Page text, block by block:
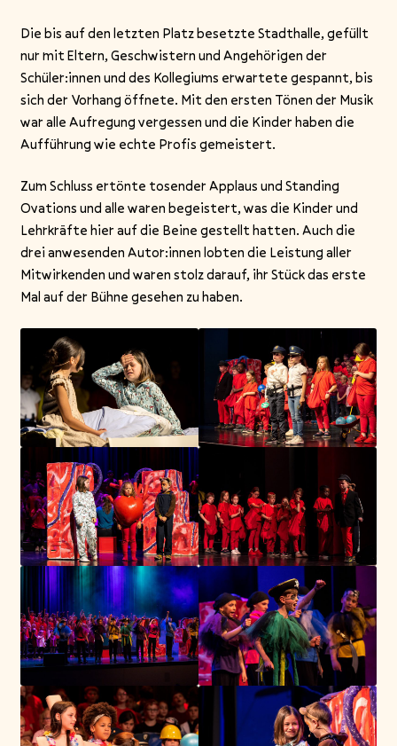
Die bis auf den letzten Platz besetzte Stadthalle, gefüllt
nur mit Eltern, Geschwistern und Angehörigen der
Schüler:innen und des Kollegiums erwartete gespannt, bis
sich der Vorhang öffnete. Mit den ersten Tönen der Musik
war alle Aufregung vergessen und die Kinder haben die
Aufführung wie echte Profis gemeistert.
Zum Schluss ertönte tosender Applaus und Standing
Ovations und alle waren begeistert, was die Kinder und
Lehrkräfte hier auf die Beine gestellt hatten. Auch die
drei anwesenden Autor:innen lobten die Leistung aller
Mitwirkenden und waren stolz darauf, ihr Stück das erste
Mal auf der Bühne gesehen zu haben.